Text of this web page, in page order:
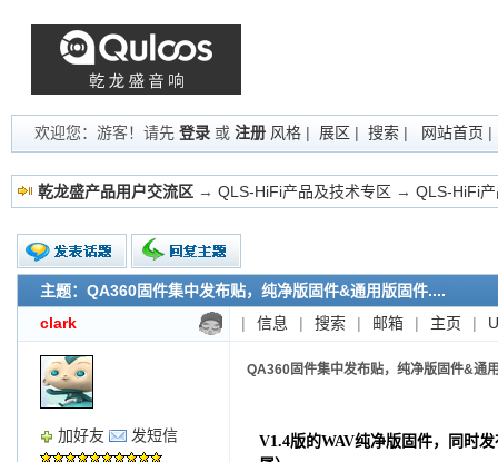
欢迎您：游客！请先 登录 或 注册 风格 | 展区 | 搜索 | 网站首页
乾龙盛产品用户交流区 → QLS-HiFi产品及技术专区 → QLS-HiFi
新的主题
投票帖
交易帖
小字报
主题：QA360固件集中发布贴，纯净版固件&通用版固件....
clark
| 信息 | 搜索 | 邮箱 | 主页 |
加好友 发短信
QA360固件集中发布贴，纯净版固件&通
V1.4版的WAV纯净版固件，同时